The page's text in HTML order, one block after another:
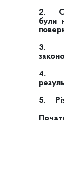
2.
були
3.
4.
5.